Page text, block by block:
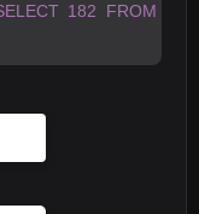
182 FROM